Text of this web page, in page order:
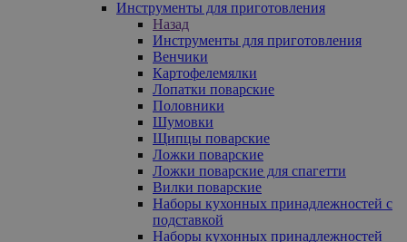
Инструменты для приготовления
Назад
Инструменты для приготовления
Венчики
Картофелемялки
Лопатки поварские
Половники
Шумовки
Щипцы поварские
Ложки поварские
Ложки поварские для спагетти
Вилки поварские
Наборы кухонных принадлежностей с
подставкой
Наборы кухонных принадлежностей